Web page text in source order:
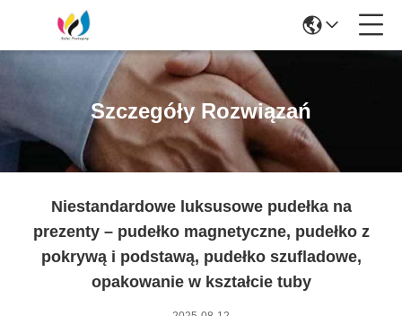
Szczegóły Rozwiązań
Niestandardowe luksusowe pudełka na
prezenty – pudełko magnetyczne, pudełko z
pokrywą i podstawą, pudełko szufladowe,
opakowanie w kształcie tuby